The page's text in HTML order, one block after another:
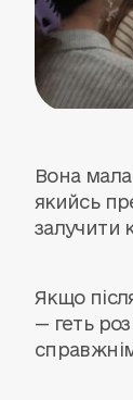
Вона
якийсь
залучити
Якщо
— геть